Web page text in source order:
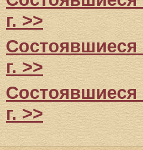
г. >>
Состоявшиеся
г. >>
Состоявшиеся
г. >>